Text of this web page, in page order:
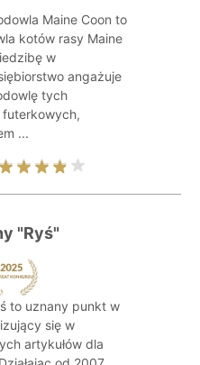
Maine Coon to
kotów rasy Maine
w
angażuje
tych
futerkowych,
...
"Ryś"
to uznany punkt w
się w
artykułów dla